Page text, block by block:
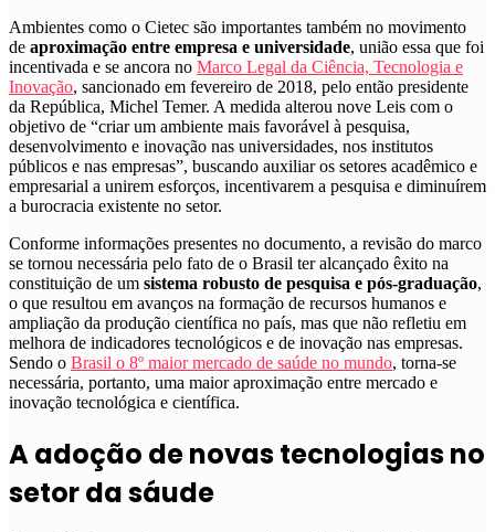
Ambientes como o Cietec são importantes também no movimento
de aproximação entre empresa e universidade, união essa que foi
incentivada e se ancora no Marco Legal da Ciência, Tecnologia e
Inovação, sancionado em fevereiro de 2018, pelo então presidente
da República, Michel Temer. A medida alterou nove Leis com o
objetivo de “criar um ambiente mais favorável à pesquisa,
desenvolvimento e inovação nas universidades, nos institutos
públicos e nas empresas”, buscando auxiliar os setores acadêmico e
empresarial a unirem esforços, incentivarem a pesquisa e diminuírem
a burocracia existente no setor.
Conforme informações presentes no documento, a revisão do marco
se tornou necessária pelo fato de o Brasil ter alcançado êxito na
constituição de um sistema robusto de pesquisa e pós-graduação,
o que resultou em avanços na formação de recursos humanos e
ampliação da produção científica no país, mas que não refletiu em
melhora de indicadores tecnológicos e de inovação nas empresas.
Sendo o Brasil o 8º maior mercado de saúde no mundo, torna-se
necessária, portanto, uma maior aproximação entre mercado e
inovação tecnológica e científica.
A adoção de novas tecnologias no
setor da sáude